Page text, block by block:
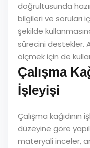
doğrultusunda
bilgileri ve soruları
şekilde
sürecini destekler.
ölçmek için de
Çalışma
İşleyişi
Çalışma
düzeyine göre
materyali inceler,